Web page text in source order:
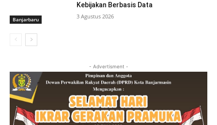
Banjarbaru
Kebijakan Berbasis Data
3 Agustus 2026
- Advertisment -